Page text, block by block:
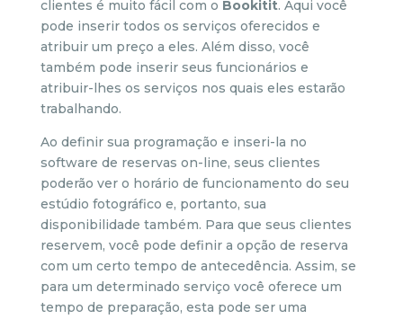
clientes é muito fácil com o Bookitit. Aqui você
pode inserir todos os serviços oferecidos e
atribuir um preço a eles. Além disso, você
também pode inserir seus funcionários e
atribuir-lhes os serviços nos quais eles estarão
trabalhando.
Ao definir sua programação e inseri-la no
software de reservas on-line, seus clientes
poderão ver o horário de funcionamento do seu
estúdio fotográfico e, portanto, sua
disponibilidade também. Para que seus clientes
reservem, você pode definir a opção de reserva
com um certo tempo de antecedência. Assim, se
para um determinado serviço você oferece um
tempo de preparação, esta pode ser uma